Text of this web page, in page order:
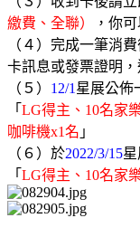
繳費、全聯）
，你
（４）完成一筆消
卡訊息或發票證明
（５） 12/1星展公佈
「 LG得主、10名家
咖啡機x1名 」
（６）於2022/3/15
「 LG得主、10名家